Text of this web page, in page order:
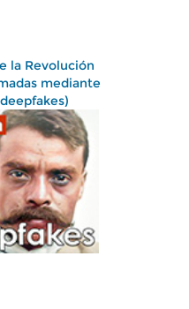
la Revolución
mediante